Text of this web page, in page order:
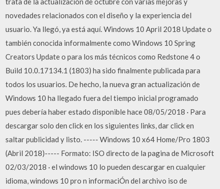
novedades relacionados con el diseño y la experiencia del
usuario. Ya llegó, ya está aquí. Windows 10 April 2018 Update o
también conocida informalmente como Windows 10 Spring
Creators Update o para los más técnicos como Redstone 4 o
Build 10.0.17134.1 (1803) ha sido finalmente publicada para
todos los usuarios. De hecho, la nueva gran actualización de
Windows 10 ha llegado fuera del tiempo inicial programado
pues debería haber estado disponible hace 08/05/2018 · Para
descargar solo den click en los siguientes links, dar click en
saltar publicidad y listo. ----- Windows 10 x64 Home/Pro 1803
(Abril 2018)----- Formato: ISO directo de la pagina de Microsoft
02/03/2018 · el windows 10 lo pueden descargar en cualquier
idioma, windows 10 pro n informaciÓn del archivo iso de